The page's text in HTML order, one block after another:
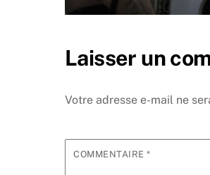
Laisser un
Votre adresse e-mail ne
COMMENTAIRE*